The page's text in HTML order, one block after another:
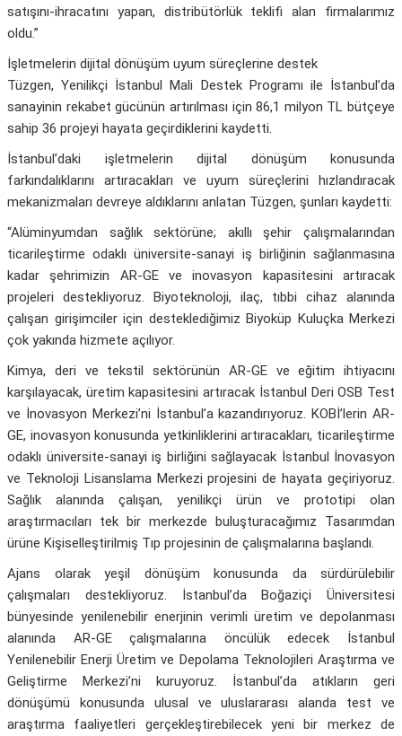
satışını-ihracatını yapan, distribütörlük teklifi alan firmalarımız
oldu.”
İşletmelerin dijital dönüşüm uyum süreçlerine destek
Tüzgen, Yenilikçi İstanbul Mali Destek Programı ile İstanbul’da
sanayinin rekabet gücünün artırılması için 86,1 milyon TL bütçeye
sahip 36 projeyi hayata geçirdiklerini kaydetti.
İstanbul’daki işletmelerin dijital dönüşüm konusunda
farkındalıklarını artıracakları ve uyum süreçlerini hızlandıracak
mekanizmaları devreye aldıklarını anlatan Tüzgen, şunları kaydetti:
“Alüminyumdan sağlık sektörüne; akıllı şehir çalışmalarından
ticarileştirme odaklı üniversite-sanayi iş birliğinin sağlanmasına
kadar şehrimizin AR-GE ve inovasyon kapasitesini artıracak
projeleri destekliyoruz. Biyoteknoloji, ilaç, tıbbi cihaz alanında
çalışan girişimciler için desteklediğimiz Biyoküp Kuluçka Merkezi
çok yakında hizmete açılıyor.
Kimya, deri ve tekstil sektörünün AR-GE ve eğitim ihtiyacını
karşılayacak, üretim kapasitesini artıracak İstanbul Deri OSB Test
ve İnovasyon Merkezi’ni İstanbul’a kazandırıyoruz. KOBİ’lerin AR-
GE, inovasyon konusunda yetkinliklerini artıracakları, ticarileştirme
odaklı üniversite-sanayi iş birliğini sağlayacak İstanbul İnovasyon
ve Teknoloji Lisanslama Merkezi projesini de hayata geçiriyoruz.
Sağlık alanında çalışan, yenilikçi ürün ve prototipi olan
araştırmacıları tek bir merkezde buluşturacağımız Tasarımdan
ürüne Kişiselleştirilmiş Tıp projesinin de çalışmalarına başlandı.
Ajans olarak yeşil dönüşüm konusunda da sürdürülebilir
çalışmaları destekliyoruz. İstanbul’da Boğaziçi Üniversitesi
bünyesinde yenilenebilir enerjinin verimli üretim ve depolanması
alanında AR-GE çalışmalarına öncülük edecek İstanbul
Yenilenebilir Enerji Üretim ve Depolama Teknolojileri Araştırma ve
Geliştirme Merkezi’ni kuruyoruz. İstanbul’da atıkların geri
dönüşümü konusunda ulusal ve uluslararası alanda test ve
araştırma faaliyetleri gerçekleştirebilecek yeni bir merkez de